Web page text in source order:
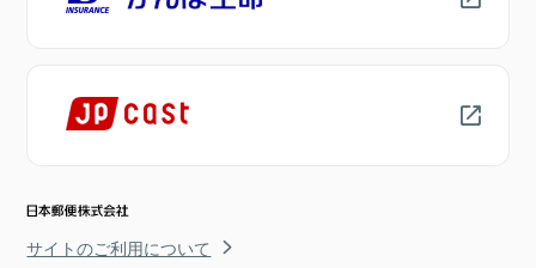
サイトのご利用について